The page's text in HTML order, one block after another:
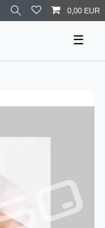
0,00 EUR
☰